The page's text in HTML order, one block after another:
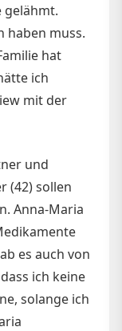
gelähmt.
haben muss.
hat
ich
mit der
und
(42) sollen
Anna-Maria
es auch von
ich keine
solange ich